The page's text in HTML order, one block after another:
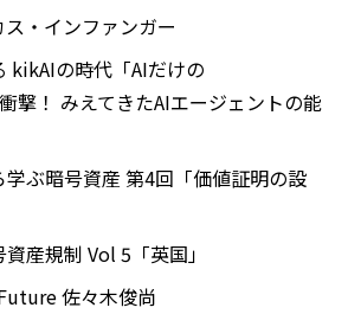
・インファンガー
kikAIの時代「AIだけの
撃！ みえてきたAIエージェントの能
学ぶ暗号資産 第4回「価値証明の設
資産規制 Vol 5「英国」
佐々木俊尚